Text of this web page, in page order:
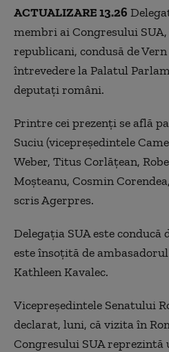
ACTUALIZARE 13.26
membri ai Congresului
republicani, condusă de
întrevedere la Palatul
deputaţi români.
Printre cei prezenţi se află
Suciu (vicepreşedintele
Weber, Titus Corlăţean,
Moşteanu, Cosmin
scris Agerpres.
Delegaţia SUA este conducă
este însoţită de
Kathleen Kavalec.
Vicepreşedintele Senatului
declarat, luni, că vizita în
Congresului SUA reprezintă